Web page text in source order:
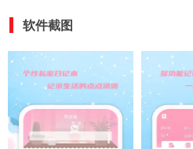
软件截图